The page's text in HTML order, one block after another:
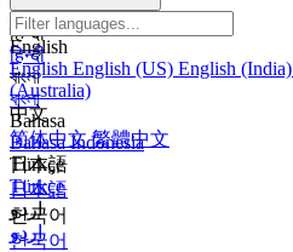
العربية
हिन्दी
हिन्दी
বাংলা
বাংলা
Bahasa
Bahasa Indonesia
Türkçe
Türkçe
اردو
اردو
English
English English (US) English (India)
(Australia)
中文
简体中文繁體中文
日本語
日本語
한국어
한국어